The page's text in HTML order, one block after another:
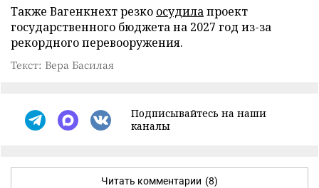
Также Вагенкнехт резко осудилапроект
государственного бюджета на 2027 год из-за
рекордного перевооружения.
Текст: Вера Басилая
Подписывайтесь на наши
каналы
Читать комментарии (8)